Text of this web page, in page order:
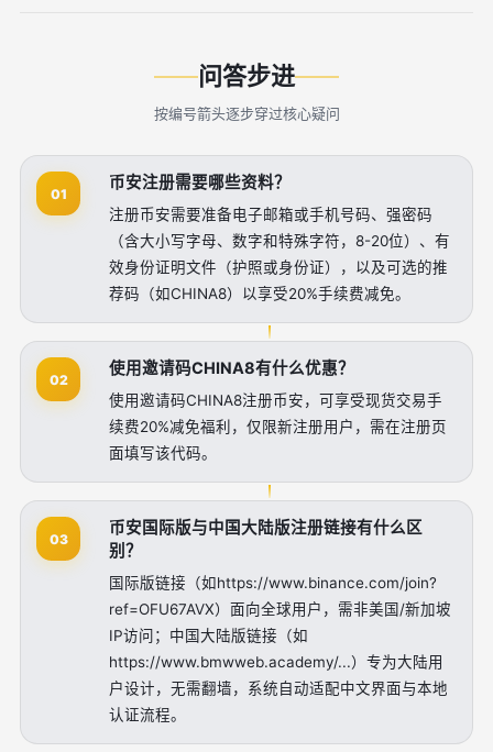
问答步进
按编号箭头逐步穿过核心疑问
01
币安注册需要哪些资料？
注册币安需要准备电子邮箱或手机号码、强密码
（含大小写字母、数字和特殊字符，8-20位）、有
效身份证明文件（护照或身份证），以及可选的推
荐码（如CHINA8）以享受20%手续费减免。
02
使用邀请码CHINA8有什么优惠？
使用邀请码CHINA8注册币安，可享受现货交易手
续费20%减免福利，仅限新注册用户，需在注册页
面填写该代码。
03
币安国际版与中国大陆版注册链接有什么区
别？
国际版链接（如https://www.binance.com/join?
ref=OFU67AVX）面向全球用户，需非美国/新加坡
IP访问；中国大陆版链接（如
https://www.bmwweb.academy/...）专为大陆用
户设计，无需翻墙，系统自动适配中文界面与本地
认证流程。